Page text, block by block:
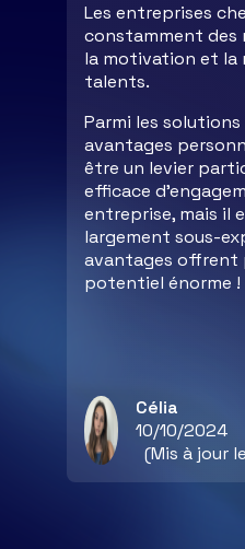
Les entreprises
constamment des
la motivation et la
talents.
Parmi les
avantages
être un levier
efficace
entreprise, mais il
largement sous-
avantages offrent
potentiel énorme !
Célia
10/10/2024
(Mis à jour